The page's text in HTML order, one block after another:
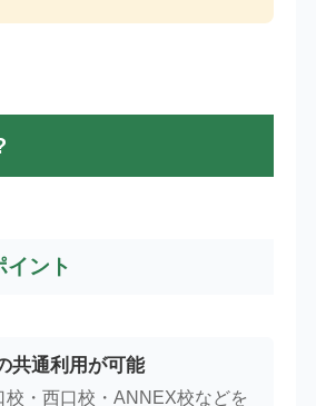
イント
共通利用が可能
校・西口校・ANNEX校などを